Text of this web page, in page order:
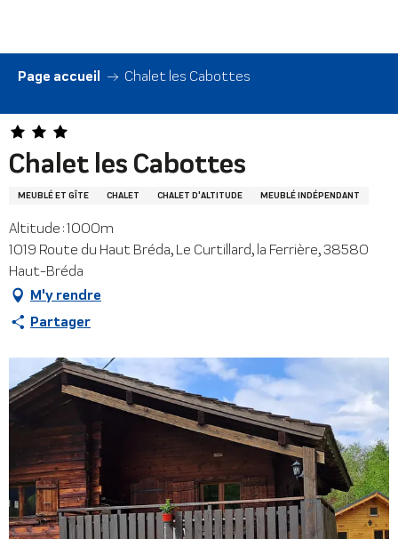
contenu
principal
Page accueil Chalet les Cabottes
Chalet les Cabottes
MEUBLÉ ET GÎTE CHALET CHALET D'ALTITUDE MEUBLÉ INDÉPENDANT
Altitude : 1000m
1019 Route du Haut Bréda, Le Curtillard, la Ferrière, 38580
Haut-Bréda
M'y rendre
Partager